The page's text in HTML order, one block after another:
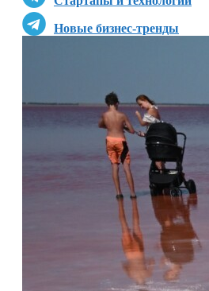
Новые бизнес-тренды